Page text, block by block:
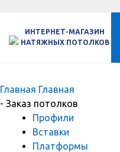
ИНТЕРНЕТ-МАГАЗИН
НАТЯЖНЫХ ПОТОЛКОВ
Главная Главная
- Заказ потолков
Профили
Вставки
Платформы